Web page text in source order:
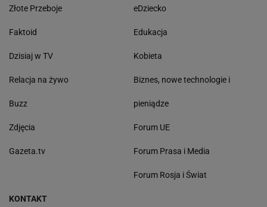
Złote Przeboje
Faktoid
Dzisiaj w TV
Relacja na żywo
Buzz
Zdjęcia
Gazeta.tv
eDziecko
Edukacja
Kobieta
Biznes, nowe technologie i
pieniądze
Forum UE
Forum Prasa i Media
Forum Rosja i Świat
KONTAKT